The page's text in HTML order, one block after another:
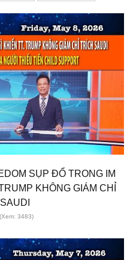
SỤP ĐỔ TRONG IM
KHÔNG GIÁM CHỈ
(Xem: 3483)